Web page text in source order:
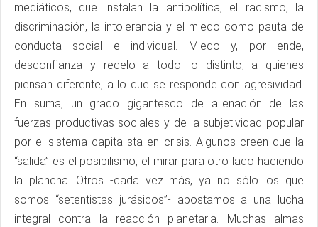
mediáticos, que instalan la antipolítica, el racismo, la
discriminación, la intolerancia y el miedo como pauta de
conducta social e individual. Miedo y, por ende,
desconfianza y recelo a todo lo distinto, a quienes
piensan diferente, a lo que se responde con agresividad.
En suma, un grado gigantesco de alienación de las
fuerzas productivas sociales y de la subjetividad popular
por el sistema capitalista en crisis. Algunos creen que la
“salida” es el posibilismo, el mirar para otro lado haciendo
la plancha. Otros -cada vez más, ya no sólo los que
somos “setentistas jurásicos”- apostamos a una lucha
integral contra la reacción planetaria. Muchas almas